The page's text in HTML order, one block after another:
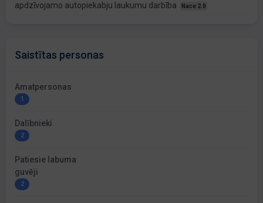
apdzīvojamo autopiekabju laukumu darbība
Nace 2.0
Saistītas personas
Amatpersonas
1
Dalībnieki
2
Patiesie labuma
guvēji
2